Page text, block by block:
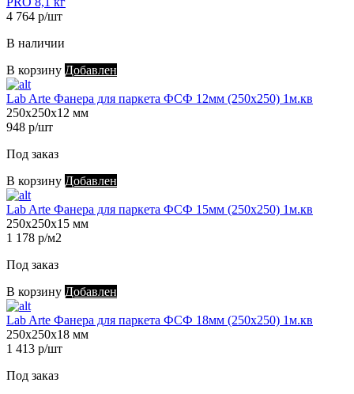
4 764 р/шт
В наличии
В корзину Добавлен
Lab Arte Фанера для паркета ФСФ 12мм (250х250) 1м.кв
250х250х12 мм
948 р/шт
Под заказ
В корзину Добавлен
Lab Arte Фанера для паркета ФСФ 15мм (250х250) 1м.кв
250х250х15 мм
1 178 р/м2
Под заказ
В корзину Добавлен
Lab Arte Фанера для паркета ФСФ 18мм (250х250) 1м.кв
250х250х18 мм
1 413 р/шт
Под заказ